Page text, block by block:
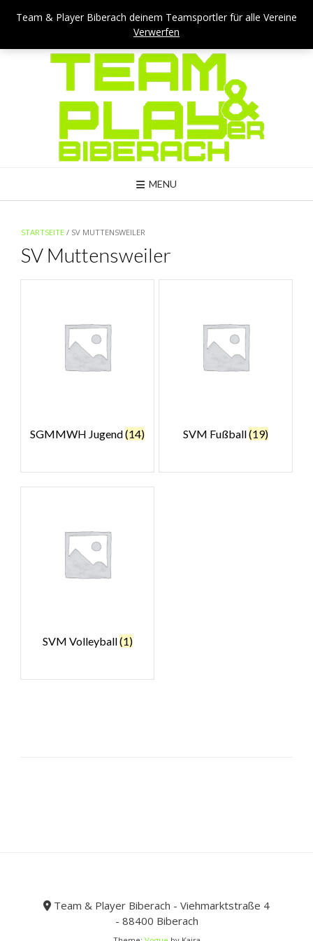
Team & Player Biberach deinem Teamsportler für alle Vereine
Verwerfen
Team & Player Biberach - Viehmarktstraße 4 - 88400 Biberach
Mail: kontakt@teamandplayer.de
MENU
STARTSEITE / SV MUTTENSWEILER
SV Muttensweiler
SGMMWH Jugend(14) SVM Fußball(19)
SVM Volleyball(1)
Team & Player Biberach - Viehmarktstraße 4
- 88400 Biberach